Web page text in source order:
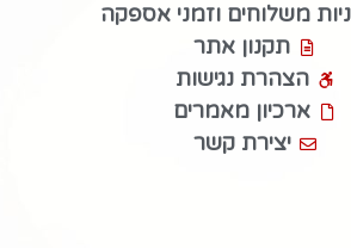
משלוחים וזמני אספקה
תקנון אתר
הצהרת נגישות
ארכיון מאמרים
יצירת קשר